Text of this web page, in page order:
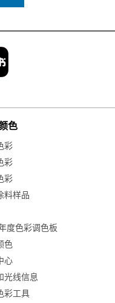
色
彩
彩
彩
料样品
度色彩调色板
色
心
光线信息
彩工具